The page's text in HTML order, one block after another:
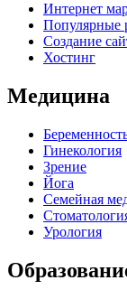
Интернет
Популярные
Создание
Хостинг
Медицина
Гинекология
Зрение
Йога
Семейная
Урология